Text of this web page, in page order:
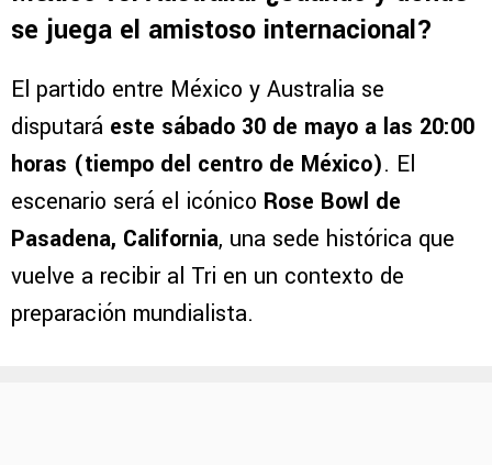
se juega el amistoso internacional?
El partido entre México y Australia se
disputará este sábado 30 de mayo a las 20:00
horas (tiempo del centro de México). El
escenario será el icónico Rose Bowl de
Pasadena, California, una sede histórica que
vuelve a recibir al Tri en un contexto de
preparación mundialista.